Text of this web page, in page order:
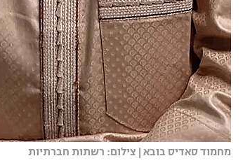
מחמוד סאדיס בובא | צילום: רשתות חברתיות